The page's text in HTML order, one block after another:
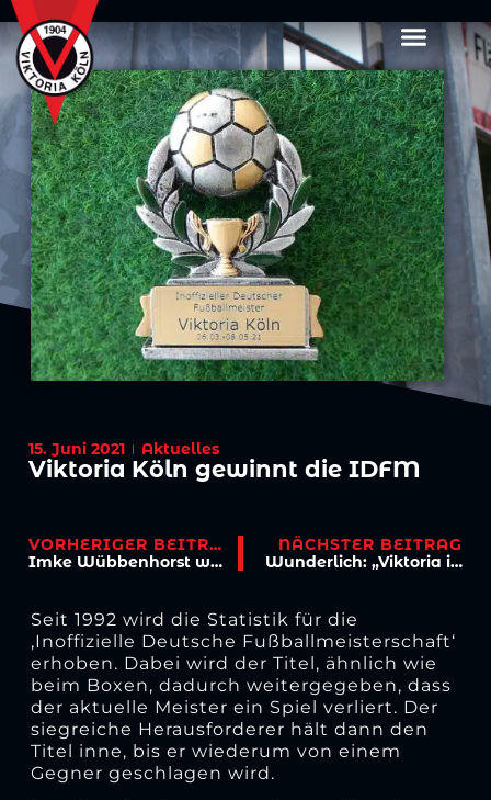
15. Juni 2021 Aktuelles
Viktoria Köln gewinnt die IDFM
VORHERIGER BEITRAG
Imke Wübbenhorst wird Co-Trainerin bei Viktoria Köln
NÄCHSTER BEITRAG
Wunderlich: „Viktoria ist für mich Familie“
Seit 1992 wird die Statistik für die
‚Inoffizielle Deutsche Fußballmeisterschaft‘
erhoben. Dabei wird der Titel, ähnlich wie
beim Boxen, dadurch weitergegeben, dass
der aktuelle Meister ein Spiel verliert. Der
siegreiche Herausforderer hält dann den
Titel inne, bis er wiederum von einem
Gegner geschlagen wird.